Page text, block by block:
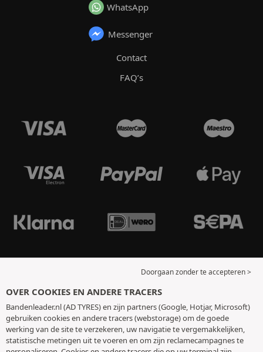
WhatsApp
Messenger
Contact
FAQ’s
Doorgaan zonder te accepteren >
OVER COOKIES EN ANDERE TRACERS
Bandenleader.nl (AD TYRES) en zijn partners (Google, Hotjar, Microsoft)
gebruiken cookies en andere tracers (webstorage) om de goede
werking van de site te verzekeren, uw navigatie te vergemakkelijken,
statistische metingen uit te voeren en om zijn reclamecampagnes te